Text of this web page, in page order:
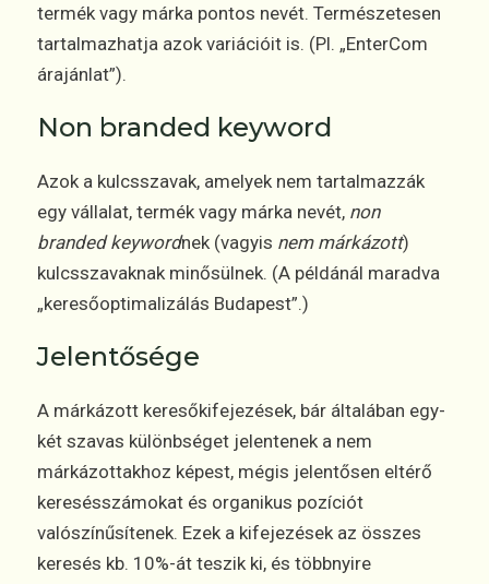
termék vagy márka pontos nevét. Természetesen
tartalmazhatja azok variációit is. (Pl. „EnterCom
árajánlat”).
Non branded keyword
Azok a kulcsszavak, amelyek nem tartalmazzák
egy vállalat, termék vagy márka nevét, non
branded keywordnek (vagyis nem márkázott)
kulcsszavaknak minősülnek. (A példánál maradva
„keresőoptimalizálás Budapest”.)
Jelentősége
A márkázott keresőkifejezések, bár általában egy-
két szavas különbséget jelentenek a nem
márkázottakhoz képest, mégis jelentősen eltérő
keresésszámokat és organikus pozíciót
valószínűsítenek. Ezek a kifejezések az összes
keresés kb. 10%-át teszik ki, és többnyire